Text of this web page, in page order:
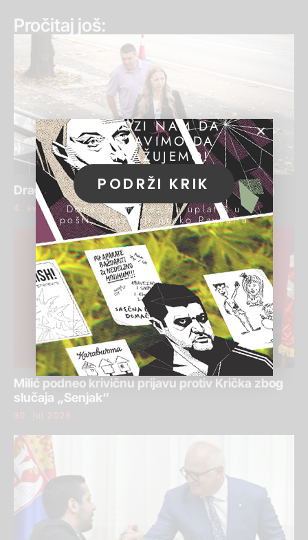
Pročitaj još:
Draginja Bajić ponovo osuđena za pranje para
4. avgust 2026.
Milić podneo krivičnu prijavu protiv Krička zbog
slučaja „Senjak“
30. jul 2026.
POMOZI NAM DA
NASTAVIMO DA
ISTRAŽUJEMO!
PODRŽI KRIK
Donacije možeš da uplatiš u
pošti, banci ili preko PayPal-a